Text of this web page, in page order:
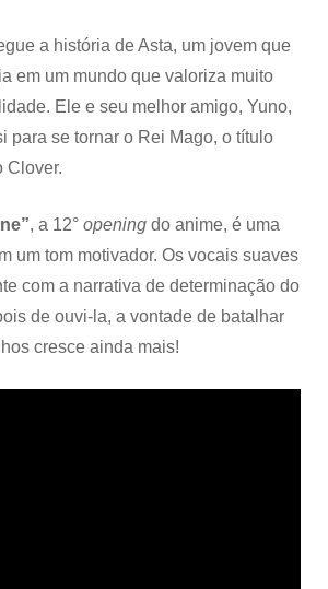
a história de Asta, um jovem que
em um mundo que valoriza muito
Ele e seu melhor amigo, Yuno,
para se tornar o Rei Mago, o título
Clover.
, a 12° opening do anime, é uma
um tom motivador. Os vocais suaves
com a narrativa de determinação do
de ouvi-la, a vontade de batalhar
cresce ainda mais!